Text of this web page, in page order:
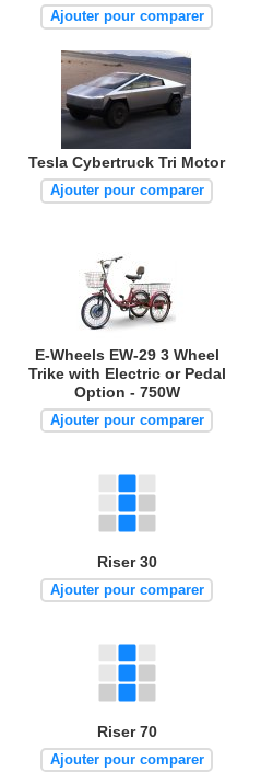
Ajouter pour comparer
Tesla Cybertruck Tri Motor
Ajouter pour comparer
E-Wheels EW-29 3 Wheel
Trike with Electric or Pedal
Option - 750W
Ajouter pour comparer
Riser 30
Ajouter pour comparer
Riser 70
Ajouter pour comparer